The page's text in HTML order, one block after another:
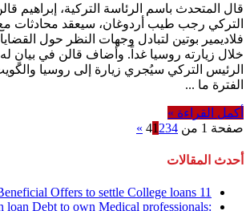
قال المتحدث باسم الرئاسة التركية، إبراهيم
التركي رجب طيب أردوغان، سيعقد محادثات
فلاديمير بوتين لتبادل وجهات النظر حول القضايا
خلال زيارته روسيا غداً. وأضاف قالن في بيانٍ له،
الرئيس التركي سيُجري زيارة إلى روسيا
الفترة ما ...
أكمل القراءة »
صفحة 1 من 4
1 234
»
أحدث المقالات
11 Beneficial Offers to settle College loans
loan Debt to own Medical professionals: